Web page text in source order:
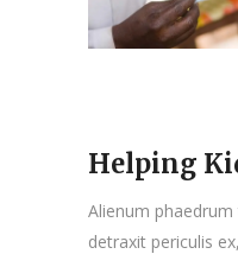
Helping
Alienum
detraxit periculis